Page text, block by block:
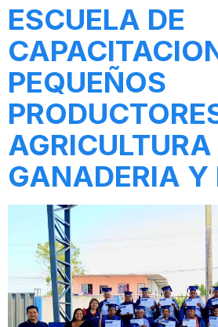
ESCUELA DE
PEQUEÑOS
AGRICULTURA
GANADERIA Y